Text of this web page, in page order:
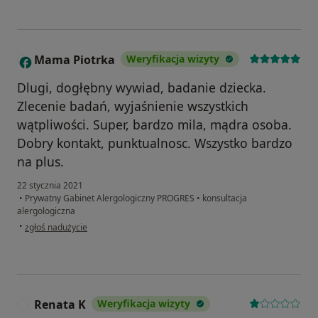
M Mama Piotrka Weryfikacja wizyty
Dlugi, dogłębny wywiad, badanie dziecka.
Zlecenie badań, wyjaśnienie wszystkich
wątpliwości. Super, bardzo mila, mądra osoba.
Dobry kontakt, punktualnosc. Wszystko bardzo
na plus.
22 stycznia 2021
• Prywatny Gabinet Alergologiczny PROGRES • konsultacja
alergologiczna
• w opinii użytkownika Mama Piotrka
zgłoś nadużycie
Renata K Weryfikacja wizyty